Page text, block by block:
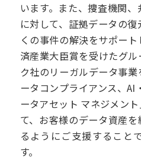
います。また、捜査機関
に対して、証拠データの
くの事件の解決をサポー
済産業大臣賞を受けたグ
ク社のリーガルデータ事
ータコンプライアンス、AI
ータアセット マネジメン
て、お客様のデータ資産
るようにご支援すること
す。